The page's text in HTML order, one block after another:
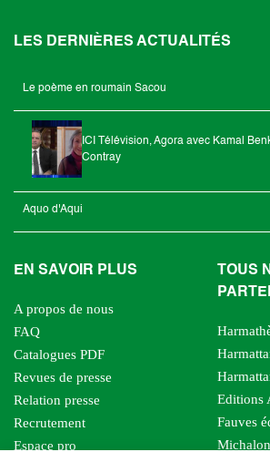
LES DERNIÈRES ACTUALITÉS
Le poème en roumain Sacou
ICI Télévision, Agora avec Kamal
Contray
Aquo d'Aqui
EN SAVOIR PLUS
A propos de nous
FAQ
Catalogues PDF
Revues de presse
Relation presse
Recrutement
Espace pro
TOUS
Editions
Fauves
Michalon